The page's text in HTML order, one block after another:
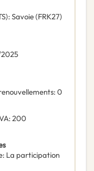
: Savoie(FRK27)
: 0
: 200
: La participation